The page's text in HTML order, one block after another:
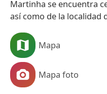
Martinha se encuentra
así como de la localidad
Mapa
Mapa foto